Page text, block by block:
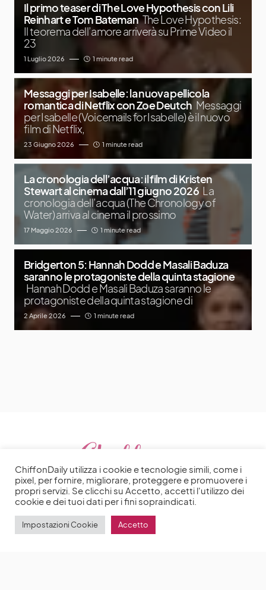
Il primo teaser di The Love Hypothesis con Lili
Reinhart e Tom Bateman The Love Hypothesis:
Il teorema dell’amore arriverà su Prime Video il
23
1 Luglio 2026 1 minute read
Messaggi per Isabelle: la nuova pellicola
romantica di Netflix con Zoe Deutch Messaggi
per Isabelle (Voicemails for Isabelle) è il nuovo
film di Netflix,
23 Giugno 2026 1 minute read
La cronologia dell’acqua: il film di Kristen
Stewart al cinema dall’11 giugno 2026 La
cronologia dell’acqua (The Chronology of
Water) arriva al cinema il prossimo
17 Maggio 2026 1 minute read
Bridgerton 5: Hannah Dodd e Masali Baduza
saranno le protagoniste della quinta stagione
Hannah Dodd e Masali Baduza saranno le
protagoniste della quinta stagione di
2 Aprile 2026 1 minute read
ChiffonDaily utilizza i cookie e tecnologie simili, come i
pixel, per fornire, migliorare, proteggere e promuovere i
propri servizi. Se clicchi su Accetto, accetti l'utilizzo dei
cookie e dei tuoi dati per i fini sopraindicati.
Impostazioni Cookie Accetto